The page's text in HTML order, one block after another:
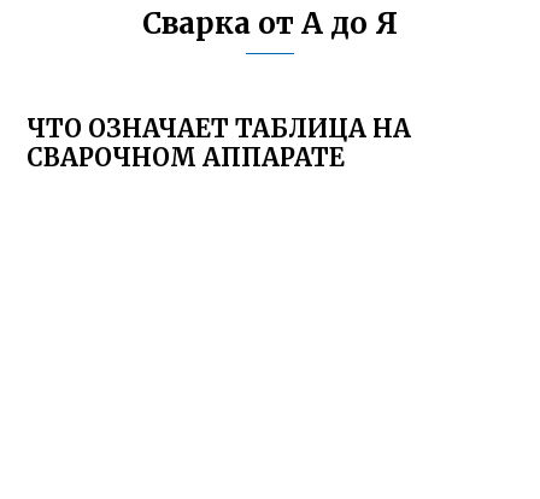
Сварка от А до Я
ЧТО ОЗНАЧАЕТ ТАБЛИЦА НА
СВАРОЧНОМ АППАРАТЕ